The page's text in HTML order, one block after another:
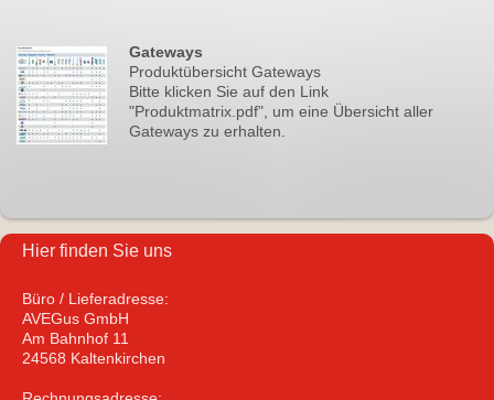
Gateways
Produktübersicht Gateways
Bitte klicken Sie auf den Link
"Produktmatrix.pdf", um eine Übersicht aller
Gateways zu erhalten.
Hier finden Sie uns
Büro / Lieferadresse:
AVEGus GmbH
Am Bahnhof 11
24568 Kaltenkirchen